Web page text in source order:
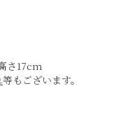
さ17cm
等もございます。